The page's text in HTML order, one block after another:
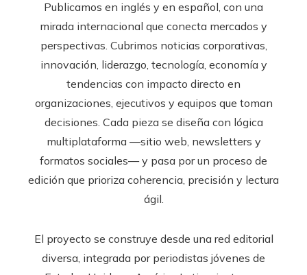
Publicamos en inglés y en español, con una
mirada internacional que conecta mercados y
perspectivas. Cubrimos noticias corporativas,
innovación, liderazgo, tecnología, economía y
tendencias con impacto directo en
organizaciones, ejecutivos y equipos que toman
decisiones. Cada pieza se diseña con lógica
multiplataforma —sitio web, newsletters y
formatos sociales— y pasa por un proceso de
edición que prioriza coherencia, precisión y lectura
ágil.
El proyecto se construye desde una red editorial
diversa, integrada por periodistas jóvenes de